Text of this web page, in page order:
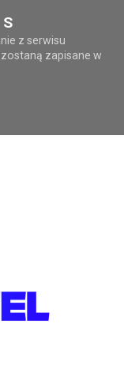
z serwisu
zapisane w